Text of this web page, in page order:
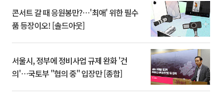
콘서트 갈 때 응원봉만?⋯'최애' 위한 필수
품 등장이오! [솔드아웃]
서울시, 정부에 정비사업 규제 완화 '건
의'⋯국토부 "협의 중" 입장만 [종합]